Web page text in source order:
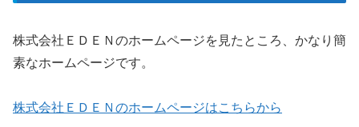
株式会社ＥＤＥＮのホームページを見たところ、かなり簡
素なホームページです。
株式会社ＥＤＥＮのホームページはこちらから